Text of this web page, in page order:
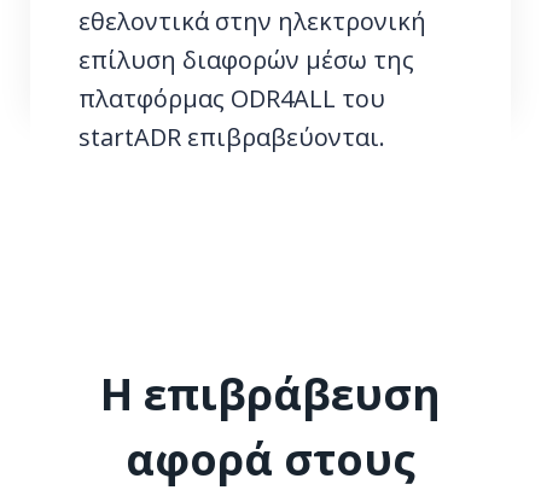
εθελοντικά στην ηλεκτρονική
επίλυση διαφορών μέσω της
πλατφόρμας ODR4ALL του
startADR επιβραβεύονται.
Η επιβράβευση
αφορά στους